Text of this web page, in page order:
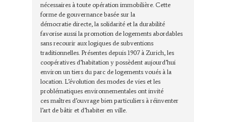
nécessaires à toute opération immobilière. Cette
forme de gouvernance basée sur la
démocratie directe, la solidarité et la durabilité
favorise aussi la promotion de logements abordables
sans recourir aux logiques de subventions
traditionnelles. Présentes depuis 1907 à Zurich, les
coopératives d’habitation y possèdent aujourd’hui
environ un tiers du parc de logements voués à la
location. L’évolution des modes de vies et les
problématiques environnementales ont invité
ces maîtres d’ouvrage bien particuliers à réinventer
l’art de bâtir et d’habiter en ville.